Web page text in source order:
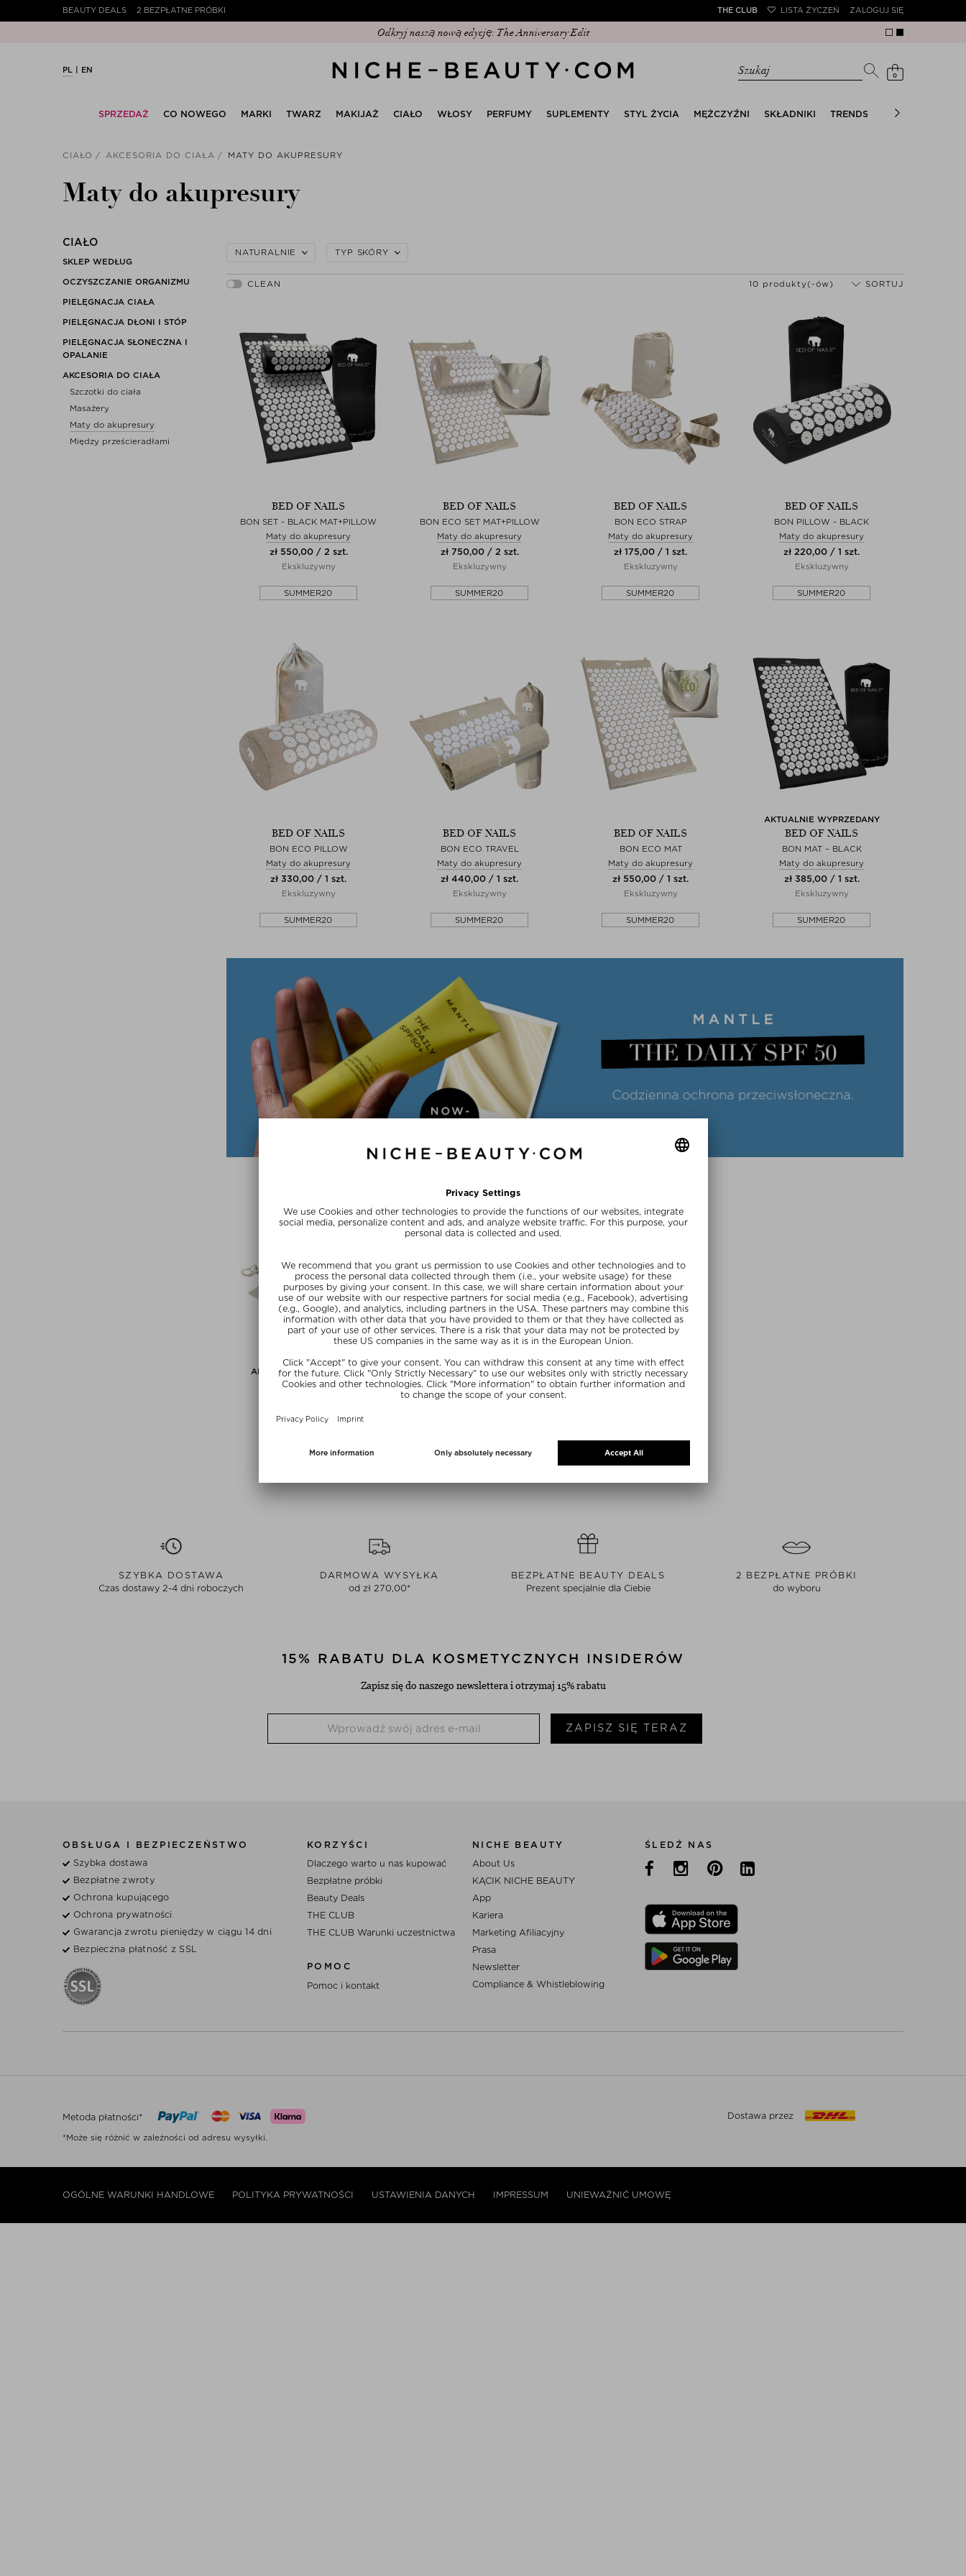
BEAUTY DEALS 2 BEZPŁATNE PRÓBKI THE CLUB LISTA ŻYCZEŃ ZALOGUJ SIĘ
20% PEAK HOLIDAY – Najlepsza wyprzedaż beauty tego sezonu już trwa! | Kod: SUMMER20 (+5% ekstra – tylko w aplikacji)
Odkryj naszą nową edycję: The Anniversary Edit
PL EN Szukaj 0
SPRZEDAŻ CO NOWEGO MARKI TWARZ MAKIJAŻ CIAŁO WŁOSY PERFUMY SUPLEMENTY STYL ŻYCIA MĘŻCZYŹNI SKŁADNIKI TRENDS THE SUMMER
CIAŁO AKCESORIA DO CIAŁA MATY DO AKUPRESURY
Maty do akupresury
CIAŁO
SKLEP WEDŁUG
OCZYSZCZANIE ORGANIZMU
PIELĘGNACJA CIAŁA
PIELĘGNACJA DŁONI I STÓP
PIELĘGNACJA SŁONECZNA I
OPALANIE
AKCESORIA DO CIAŁA
Szczotki do ciała
Masażery
Maty do akupresury
Między prześcieradłami
NATURALNIE TYP SKÓRY
10 produkty(-ów) SORTUJ
BED OF NAILS
BON SET - BLACK MAT+PILLOW
Maty do akupresury
zł 550,00 / 2 szt.
Ekskluzywny
SUMMER20
BED OF NAILS
BON ECO SET MAT+PILLOW
Maty do akupresury
zł 750,00 / 2 szt.
Ekskluzywny
SUMMER20
BED OF NAILS
BON ECO STRAP
Maty do akupresury
zł 175,00 / 1 szt.
Ekskluzywny
SUMMER20
BED OF NAILS
BON PILLOW - BLACK
Maty do akupresury
zł 220,00 / 1 szt.
Ekskluzywny
SUMMER20
BED OF NAILS
BON ECO PILLOW
Maty do akupresury
zł 330,00 / 1 szt.
Ekskluzywny
SUMMER20
BED OF NAILS
BON ECO TRAVEL
Maty do akupresury
zł 440,00 / 1 szt.
Ekskluzywny
SUMMER20
BED OF NAILS
BON ECO MAT
Maty do akupresury
zł 550,00 / 1 szt.
Ekskluzywny
SUMMER20
AKTUALNIE WYPRZEDANY
BED OF NAILS
BON MAT – BLACK
Maty do akupresury
zł 385,00 / 1 szt.
Ekskluzywny
SUMMER20
AKTUALNIE WYPRZEDANY
BED OF NAILS
Maty do akupresury
AKTUALNIE WYPRZEDANY
BED OF NAILS
BON STRAP – BLACK
SZYBKA DOSTAWA
Czas dostawy 2-4 dni roboczych
DARMOWA WYSYŁKA
od zł 270,00*
BEZPŁATNE BEAUTY DEALS
Prezent specjalnie dla Ciebie
2 BEZPŁATNE PRÓBKI
do wyboru
15% RABATU DLA KOSMETYCZNYCH INSIDERÓW
Zapisz się do naszego newslettera i otrzymaj 15% rabatu
ZAPISZ SIĘ TERAZ
OBSŁUGA I BEZPIECZEŃSTWO
Szybka dostawa
Bezpłatne zwroty
Ochrona kupującego
Ochrona prywatności
Gwarancja zwrotu pieniędzy w ciągu 14 dni
Bezpieczna płatność z SSL
KORZYŚCI
Dlaczego warto u nas kupować
Bezpłatne próbki
Beauty Deals
THE CLUB
THE CLUB Warunki uczestnictwa
POMOC
Pomoc i kontakt
NICHE BEAUTY
About Us
KĄCIK NICHE BEAUTY
App
Kariera
Marketing Afiliacyjny
Prasa
Newsletter
Compliance & Whistleblowing
ŚLEDŹ NAS
Metoda płatności*
*Może się różnić w zależności od adresu wysyłki.
Dostawa przez
OGÓLNE WARUNKI HANDLOWE POLITYKA PRYWATNOŚCI USTAWIENIA DANYCH IMPRESSUM UNIEWAŻNIĆ UMOWĘ